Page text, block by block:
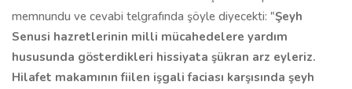
memnundu ve cevabi telgrafında şöyle diyecekti: "Şeyh
Senusi hazretlerinin milli mücahedelere yardım
hususunda gösterdikleri hissiyata şükran arz eyleriz.
Hilafet makamının fiilen işgali faciası karşısında şeyh